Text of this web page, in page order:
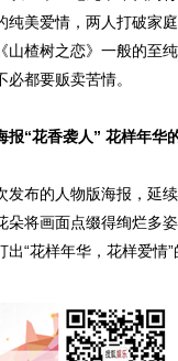
纯美爱情，两人打破家
山楂树之恋》一般的至
都要贩卖苦情。
报“花香袭人” 花样年华
布的人物版海报，延续
朵将画面点缀得绚烂多
出“花样年华，花样爱情